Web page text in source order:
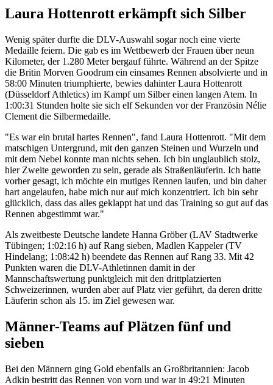
Laura Hottenrott erkämpft sich Silber
Wenig später durfte die DLV-Auswahl sogar noch eine vierte
Medaille feiern. Die gab es im Wettbewerb der Frauen über neun
Kilometer, der 1.280 Meter bergauf führte. Während an der Spitze
die Britin Morven Goodrum ein einsames Rennen absolvierte und in
58:00 Minuten triumphierte, bewies dahinter Laura Hottenrott
(Düsseldorf Athletics) im Kampf um Silber einen langen Atem. In
1:00:31 Stunden holte sie sich elf Sekunden vor der Französin Nélie
Clement die Silbermedaille.
"Es war ein brutal hartes Rennen", fand Laura Hottenrott. "Mit dem
matschigen Untergrund, mit den ganzen Steinen und Wurzeln und
mit dem Nebel konnte man nichts sehen. Ich bin unglaublich stolz,
hier Zweite geworden zu sein, gerade als Straßenläuferin. Ich hatte
vorher gesagt, ich möchte ein mutiges Rennen laufen, und bin daher
hart angelaufen, habe mich nur auf mich konzentriert. Ich bin sehr
glücklich, dass das alles geklappt hat und das Training so gut auf das
Rennen abgestimmt war."
Als zweitbeste Deutsche landete Hanna Gröber (LAV Stadtwerke
Tübingen; 1:02:16 h) auf Rang sieben, Madlen Kappeler (TV
Hindelang; 1:08:42 h) beendete das Rennen auf Rang 33. Mit 42
Punkten waren die DLV-Athletinnen damit in der
Mannschaftswertung punktgleich mit den drittplatzierten
Schweizerinnen, wurden aber auf Platz vier geführt, da deren dritte
Läuferin schon als 15. im Ziel gewesen war.
Männer-Teams auf Plätzen fünf und
sieben
Bei den Männern ging Gold ebenfalls an Großbritannien: Jacob
Adkin bestritt das Rennen von vorn und war in 49:21 Minuten